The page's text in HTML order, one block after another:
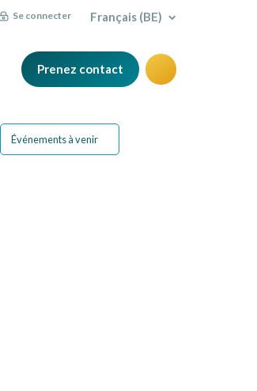
Se connecter Français (BE)
Prenez contact
Événements à venir